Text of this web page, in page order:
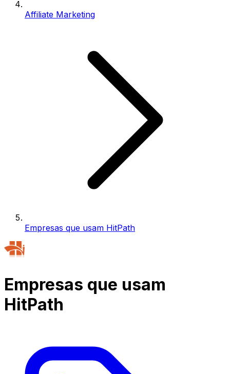
Affiliate Marketing
Empresas que usam HitPath
Empresas que usam
HitPath